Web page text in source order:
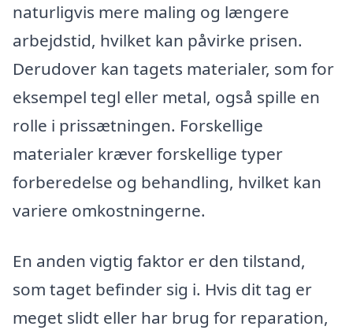
naturligvis mere maling og længere
arbejdstid, hvilket kan påvirke prisen.
Derudover kan tagets materialer, som for
eksempel tegl eller metal, også spille en
rolle i prissætningen. Forskellige
materialer kræver forskellige typer
forberedelse og behandling, hvilket kan
variere omkostningerne.
En anden vigtig faktor er den tilstand,
som taget befinder sig i. Hvis dit tag er
meget slidt eller har brug for reparation,